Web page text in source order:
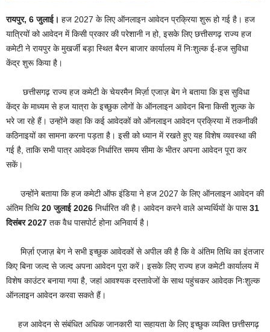
रायपुर, 6जुलाई। हज 2027 के लिए ऑनलाइन आवेदन प्रक्रिया शुरू हो गई है। हज
यात्रियों को आवेदन में किसी प्रकार की परेशानी न हो, इसके लिए छत्तीसगढ़ राज्य हज
कमेटी ने रायपुर के मुखर्जी बड़ा स्थित बैरन बाजार कार्यालय में निःशुल्क ई-हज सुविधा
केंद्र शुरू किया है।
छत्तीसगढ़ राज्य हज कमेटी के चेयरमैन मिर्ज़ा एजाज़ बेग ने बताया कि इस सुविधा
केंद्र के माध्यम से हज यात्रा के इच्छुक लोगों के ऑनलाइन आवेदन बिना किसी शुल्क के
भरे जा रहे हैं। उन्होंने कहा कि कई आवेदकों को ऑनलाइन आवेदन प्रक्रिया में तकनीकी
कठिनाइयों का सामना करना पड़ता है। इसी को ध्यान में रखते हुए यह विशेष व्यवस्था की
गई है, ताकि सभी पात्र आवेदक निर्धारित समय सीमा के भीतर अपना आवेदन पूरा कर
सकें।
उन्होंने बताया कि हज कमेटी ऑफ इंडिया ने हज 2027 के लिए ऑनलाइन आवेदन की
अंतिम तिथि20जुलाई 2026 निर्धारित की है। आवेदन करने वाले अभ्यर्थियों के पास31
दिसंबर 2027 तक वैध पासपोर्ट होना अनिवार्य है।
मिर्ज़ा एजाज़ बेग ने सभी इच्छुक आवेदकों से अपील की है कि वे अंतिम तिथि का इंतजार
किए बिना जल्द से जल्द अपना आवेदन पूरा करें। इसके लिए राज्य हज कमेटी कार्यालय में
विशेष काउंटर बनाया गया है, जहां आवश्यक दस्तावेजों के साथ पहुंचकर आवेदक निःशुल्क
ऑनलाइन आवेदन करवा सकते हैं।
हज आवेदन से संबंधित अधिक जानकारी या सहायता के लिए इच्छुक व्यक्ति छत्तीसगढ़